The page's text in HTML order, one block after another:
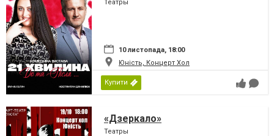
Театры
10 листопада, 18:00
Юність, Концерт Хол
Купити
«Дзеркало»
Театры